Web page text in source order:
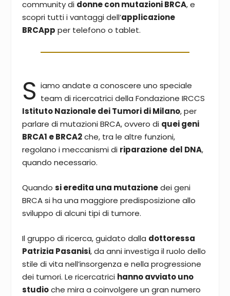
community di donne con mutazioni BRCA, e
scopri tutti i vantaggi dell’applicazione
BRCApp per telefono o tablet.
S iamo andate a conoscere uno speciale
team di ricercatrici della Fondazione IRCCS
Istituto Nazionale dei Tumori di Milano, per
parlare di mutazioni BRCA, ovvero di quei geni
BRCA1 e BRCA2che, tra le altre funzioni,
regolano i meccanismi di riparazione del DNA,
quando necessario.
Quando si eredita una mutazionedei geni
BRCA si ha una maggiore predisposizione allo
sviluppo di alcuni tipi di tumore.
Il gruppo di ricerca, guidato dalla dottoressa
Patrizia Pasanisi, da anni investiga il ruolo dello
stile di vita nell’insorgenza e nella progressione
dei tumori. Le ricercatrici hanno avviato uno
studioche mira a coinvolgere un gran numero